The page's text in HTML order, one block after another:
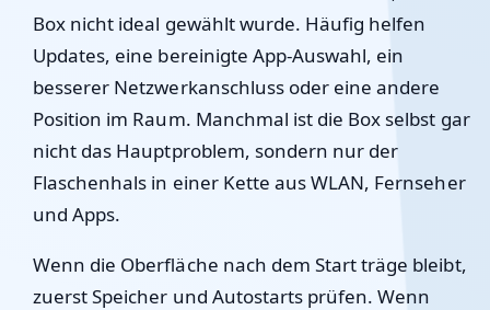
Box nicht ideal gewählt wurde. Häufig helfen
Updates, eine bereinigte App-Auswahl, ein
besserer Netzwerkanschluss oder eine andere
Position im Raum. Manchmal ist die Box selbst gar
nicht das Hauptproblem, sondern nur der
Flaschenhals in einer Kette aus WLAN, Fernseher
und Apps.
Wenn die Oberfläche nach dem Start träge bleibt,
zuerst Speicher und Autostarts prüfen. Wenn